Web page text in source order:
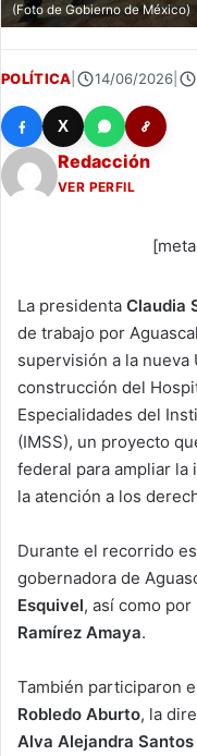
(Foto de Gobierno de México)
POLÍTICA 14/06/2026
X
Redacción
VER PERFIL
La presidenta Claudia
de trabajo por
supervisión a la nueva
construcción del
Especialidades del
(IMSS), un proyecto
federal para ampliar
la atención a los
Durante el recorrido
gobernadora de
Esquivel, así como
Ramírez Amaya.
También participaron
Robledo Aburto, la
Alva Alejandra